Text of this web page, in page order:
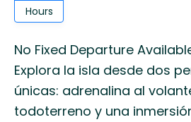
Hours
No Fixed Departure
Explora la isla desde dos
únicas: adrenalina al
todoterreno y una